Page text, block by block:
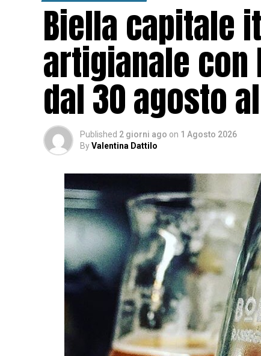
Biella capitale
artigianale con
dal 30 agosto
Published 2 giorni ago on 1 Agosto 2026
ByValentina Dattilo